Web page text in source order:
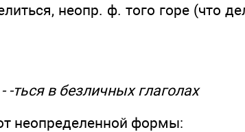
неопр. ф. того горе (что
- -ться в безличных глаголах
неопределенной формы: